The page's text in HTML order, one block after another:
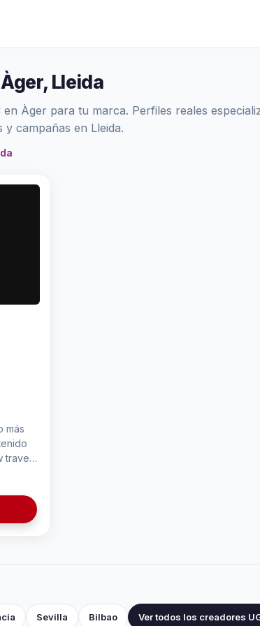
Lleida
Àger para tu marca. Perfiles reales
campañas en Lleida.
más
travel:
en
Sevilla Bilbao Ver todos los creadores